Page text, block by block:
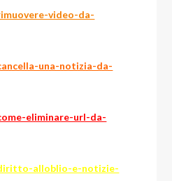
video-da-
una-notizia-da-
eliminare-url-da-
alloblio-e-notizie-